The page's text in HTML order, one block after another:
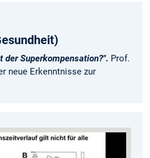
der Superkompensation?". Prof.
neue Erkenntnisse zur